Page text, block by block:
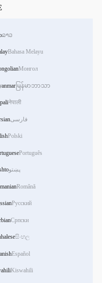
ລາວ
Bahasa Melayu
Монгол
မြန်မာဘာသာ
नेपाली
فارسی
Polski
Português
پښتو
Română
Русский
Српски
සිංහල
Español
Kiswahili